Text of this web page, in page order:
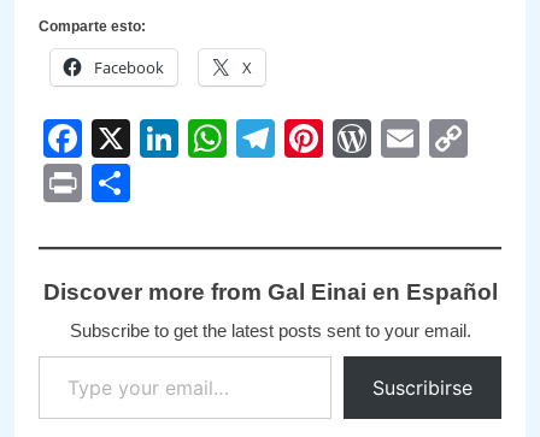
Comparte esto:
Facebook X
Facebook
X LinkedIn
WhatsApp
Telegram
PinterestEmail
Print
Discover more from Gal Einai en Español
Subscribe to get the latest posts sent to your email.
Type your email…
Suscribirse